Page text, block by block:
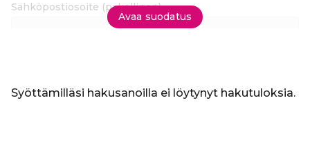
Sähköpostiosoite (pakollinen)
Avaa suodatus
Syöttämilläsi hakusanoilla ei löytynyt hakutuloksia.